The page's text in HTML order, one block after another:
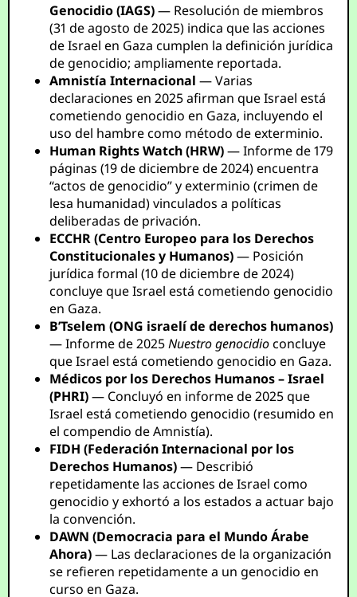
Genocidio (IAGS)— Resolución de miembros
(31 de agosto de 2025) indica que las acciones
de Israel en Gaza cumplen la definición jurídica
de genocidio; ampliamente reportada.
Amnistía Internacional — Varias
declaraciones en 2025 afirman que Israel está
cometiendo genocidio en Gaza, incluyendo el
uso del hambre como método de exterminio.
Human Rights Watch (HRW)— Informe de 179
páginas (19 de diciembre de 2024) encuentra
“actos de genocidio” y exterminio (crimen de
lesa humanidad) vinculados a políticas
deliberadas de privación.
ECCHR (Centro Europeo para los Derechos
Constitucionales y Humanos)— Posición
jurídica formal (10 de diciembre de 2024)
concluye que Israel está cometiendo genocidio
en Gaza.
B’Tselem (ONG israelí de derechos humanos)
— Informe de 2025Nuestro genocidioconcluye
que Israel está cometiendo genocidio en Gaza.
Médicos por los Derechos Humanos – Israel
(PHRI)— Concluyó en informe de 2025 que
Israel está cometiendo genocidio (resumido en
el compendio de Amnistía).
FIDH (Federación Internacional por los
Derechos Humanos)— Describió
repetidamente las acciones de Israel como
genocidio y exhortó a los estados a actuar bajo
la convención.
DAWN (Democracia para el Mundo Árabe
Ahora)— Las declaraciones de la organización
se refieren repetidamente a un genocidio en
curso en Gaza.